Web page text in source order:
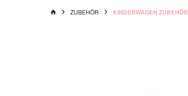
ZUBEHÖR KINDERWAGEN ZUBEHÖR